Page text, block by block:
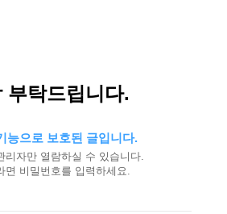
부탁드립니다.
능으로 보호된 글입니다.
리자만 열람하실 수 있습니다.
면 비밀번호를 입력하세요.